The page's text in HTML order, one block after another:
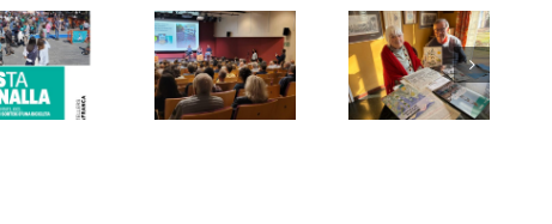
Cal Figarot
lidera el
primer
d’energia
comunitària
Els Verds
presenten el
llibre
“Petita
història
dels